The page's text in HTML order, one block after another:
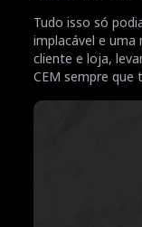
Tudo isso só
implacável e uma
cliente e loja,
CEM sempre que